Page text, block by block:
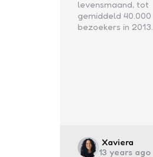
levensmaand, tot
gemiddeld 40.000
bezoekers in 2013.
Posted
by
Xaviera
13 years ago